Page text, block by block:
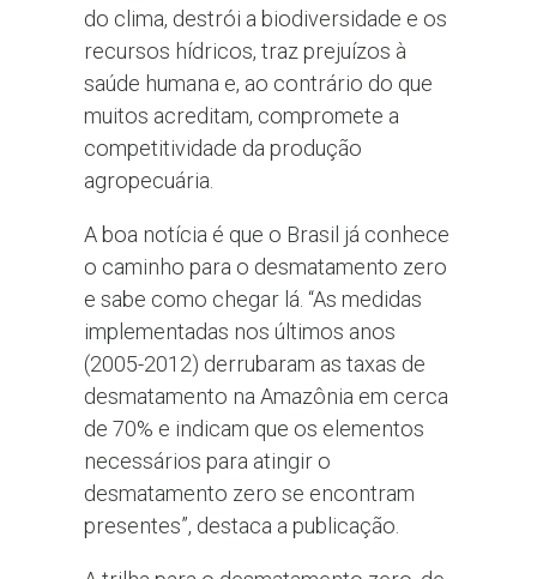
do clima, destrói a biodiversidade e os
recursos hídricos, traz prejuízos à
saúde humana e, ao contrário do que
muitos acreditam, compromete a
competitividade da produção
agropecuária.
A boa notícia é que o Brasil já conhece
o caminho para o desmatamento zero
e sabe como chegar lá. “As medidas
implementadas nos últimos anos
(2005-2012) derrubaram as taxas de
desmatamento na Amazônia em cerca
de 70% e indicam que os elementos
necessários para atingir o
desmatamento zero se encontram
presentes”, destaca a publicação.